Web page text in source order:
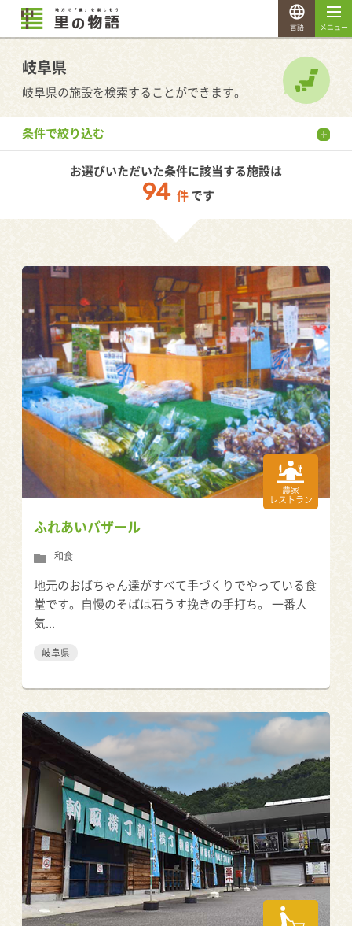
岐阜県
岐阜県の施設を検索することができます。
条件で絞り込む
お選びいただいた条件に該当する施設は
94 件です
農家
レストラン
ふれあいバザール
和食
地元のおばちゃん達がすべて手づくりでやっている食
堂です。自慢のそばは石うす挽きの手打ち。 一番人
気...
岐阜県
メニュー
言語